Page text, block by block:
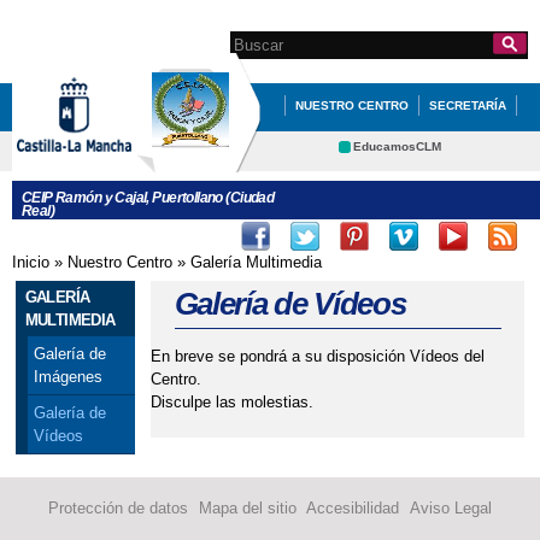
contenido
principal
Formulario de
búsqueda
Search this site
NUESTRO CENTRO SECRETARÍA
EDUCACIÓN QUÉ HACEMOS
EducamosCLM
Deportes CRFP
CEIP Ramón y Cajal, Puertollano (Ciudad
Real)
Se encuentra usted aquí
Inicio » Nuestro Centro » Galería Multimedia
GALERÍA
MULTIMEDIA
Galería de
Imágenes
Galería de
Vídeos
Galería de Vídeos
En breve se pondrá a su disposición Vídeos del
Centro.
Disculpe las molestias.
Protección de datos Mapa del sitio Accesibilidad Aviso Legal